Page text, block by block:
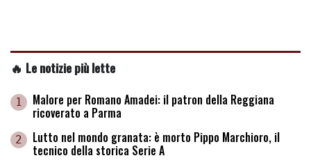
🔥 Le notizie più lette
1 Malore per Romano Amadei: il patron della Reggiana
ricoverato a Parma
2 Lutto nel mondo granata: è morto Pippo Marchioro, il
tecnico della storica Serie A